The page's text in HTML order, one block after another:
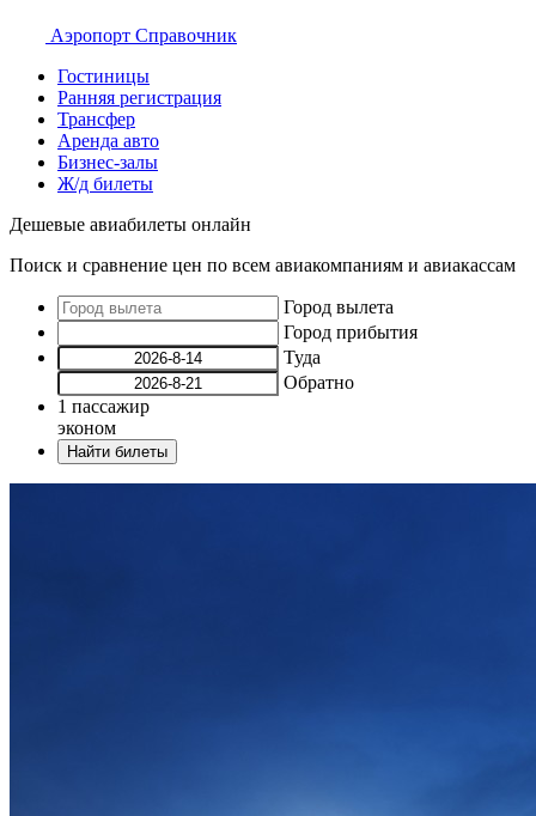
Аэропорт Справочник
Гостиницы
Ранняя регистрация
Трансфер
Аренда авто
Бизнес-залы
Ж/д билеты
Дешевые авиабилеты онлайн
Поиск и сравнение цен по всем авиакомпаниям и авиакассам
Город вылета
Город прибытия
Туда
Обратно
1 пассажир
эконом
Найти билеты